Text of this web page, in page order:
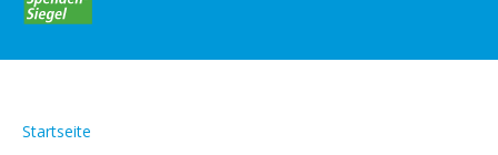
Startseite